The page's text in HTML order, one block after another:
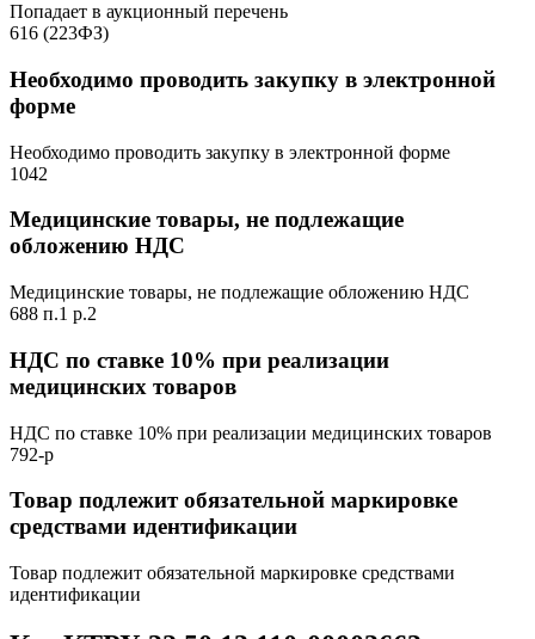
Попадает в аукционный перечень
616 (223ФЗ)
Необходимо проводить закупку в электронной
форме
Необходимо проводить закупку в электронной форме
1042
Медицинские товары, не подлежащие
обложению НДС
Медицинские товары, не подлежащие обложению НДС
688 п.1 р.2
НДС по ставке 10% при реализации
медицинских товаров
НДС по ставке 10% при реализации медицинских товаров
792-р
Товар подлежит обязательной маркировке
средствами идентификации
Товар подлежит обязательной маркировке средствами
идентификации